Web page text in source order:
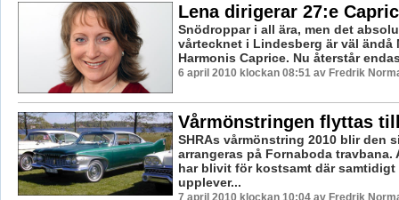
Lena dirigerar 27:e
Snödroppar i all ära, men det
vårtecknet i Lindesberg är väl ändå
Harmonis Caprice. Nu återstår
6 april 2010 klockan 08:51 av Fredrik
Vårmönstringen flyttas
SHRAs vårmönstring 2010 blir den
arrangeras på Fornaboda travbana.
har blivit för kostsamt där samtidigt
upplever...